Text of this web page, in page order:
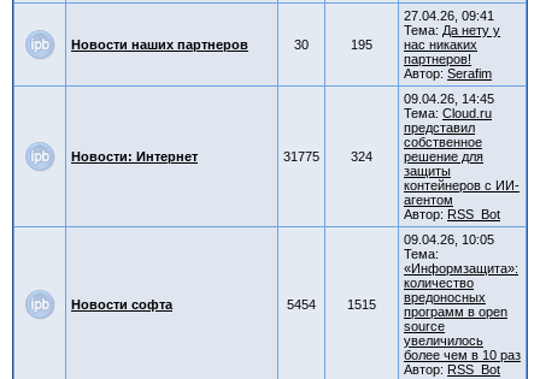
Новости наших партнеров 30 195
27.04.26, 09:41
Тема: Да нету у
нас никаких
партнеров!
Автор: Serafim
Новости: Интернет 31775 324
09.04.26, 14:45
Тема: Cloud.ru
представил
собственное
решение для
защиты
контейнеров с ИИ-
агентом
Автор: RSS_Bot
Новости софта 5454 1515
09.04.26, 10:05
Тема:
«Информзащита»:
количество
вредоносных
программ в open
source
увеличилось
более чем в 10 раз
Автор: RSS_Bot